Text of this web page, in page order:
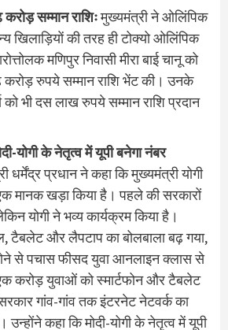
सम्मान राशिःमुख्यमंत्री ने ओलिंपिक
खिलाड़ियाें की तरह ही टोक्यो ओलिंपिक
मणिपुर निवासी मीरा बाई चानू को
करोड़ रुपये सम्मान राशि भेंट की। उनके
को भी दस लाख रुपये सम्मान राशि प्रदान
योगी के नेतृत्व में यूपी बनेगा नंबर
धर्मेंद्र प्रधान ने कहा कि मुख्यमंत्री योगी
मानक खड़ा किया है। पहले की सरकारों
योगी ने भव्य कार्यक्रम किया है।
टैबलेट और लैपटाप का बोलबाला बढ़ गया,
से पचास फीसद युवा आनलाइन क्लास से
करोड़ युवाओं को स्मार्टफोन और टैबलेट
गांव-गांव तक इंटरनेट नेटवर्क का
उन्होंने कहा कि मोदी-योगी के नेतृत्व में यूपी